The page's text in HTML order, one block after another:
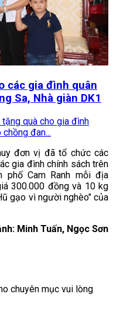
các gia đình quân
Sa, Nhà giàn DK1
quà cho gia đình
chồng đan...
đơn vị đã tổ chức các
gia đình chính sách trên
phố Cam Ranh mỗi địa
300.000 đồng và 10 kg
gạo vì người nghèo" của
Minh Tuấn, Ngọc Sơn
chuyên mục vui lòng